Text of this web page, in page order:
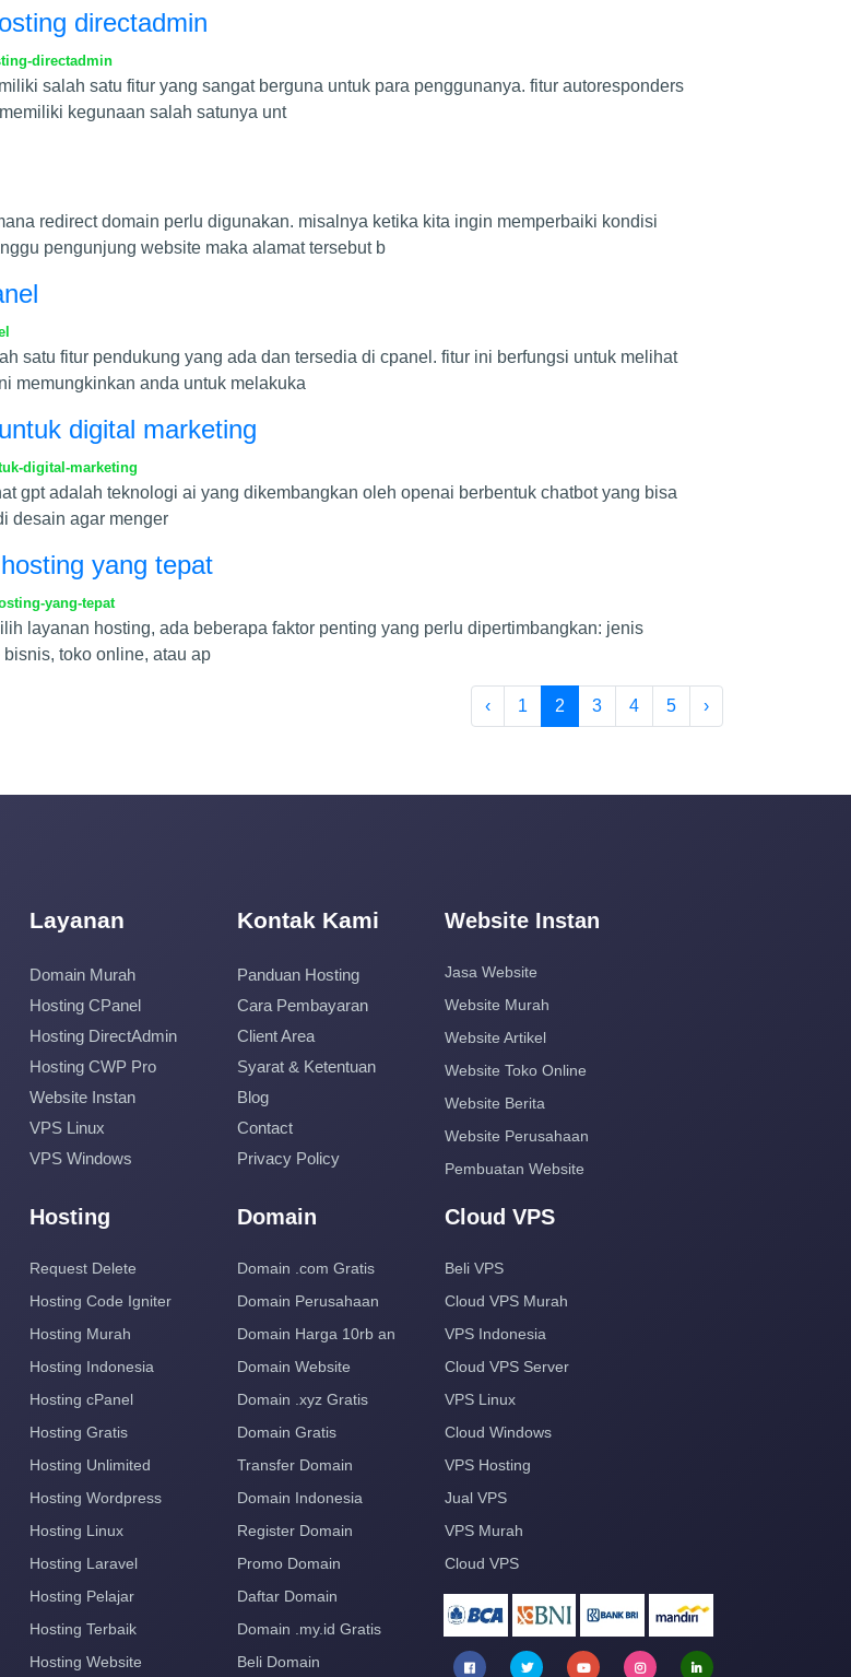
directadmin
directadmin
salah satu fitur yang sangat berguna untuk para penggunanya. fitur autoresponders
kegunaan salah satunya unt
redirect domain perlu digunakan. misalnya ketika kita ingin memperbaiki kondisi
pengunjung website maka alamat tersebut b
satu fitur pendukung yang ada dan tersedia di cpanel. fitur ini berfungsi untuk melihat
memungkinkan anda untuk melakuka
digital marketing
digital-marketing
gpt adalah teknologi ai yang dikembangkan oleh openai berbentuk chatbot yang bisa
desain agar menger
yang tepat
yang-tepat
layanan hosting, ada beberapa faktor penting yang perlu dipertimbangkan: jenis
toko online, atau ap
‹ 1 2 3 4 5 ›
Layanan
Domain Murah
Hosting CPanel
Hosting DirectAdmin
Hosting CWP Pro
Website Instan
VPS Linux
VPS Windows
Kontak Kami
Panduan Hosting
Cara Pembayaran
Client Area
Syarat & Ketentuan
Blog
Contact
Privacy Policy
Website Instan
Jasa Website
Website Murah
Website Artikel
Website Toko Online
Website Berita
Website Perusahaan
Pembuatan Website
Hosting
Request Delete
Hosting Code Igniter
Hosting Murah
Hosting Indonesia
Hosting cPanel
Hosting Gratis
Hosting Unlimited
Hosting Wordpress
Hosting Linux
Hosting Laravel
Hosting Pelajar
Hosting Terbaik
Hosting Website
Domain
Domain .com Gratis
Domain Perusahaan
Domain Harga 10rb an
Domain Website
Domain .xyz Gratis
Domain Gratis
Transfer Domain
Domain Indonesia
Register Domain
Promo Domain
Daftar Domain
Domain .my.id Gratis
Beli Domain
Cloud VPS
Beli VPS
Cloud VPS Murah
VPS Indonesia
Cloud VPS Server
VPS Linux
Cloud Windows
VPS Hosting
Jual VPS
VPS Murah
Cloud VPS